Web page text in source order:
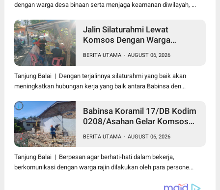
dengan warga desa binaan serta menjaga keamanan diwilayah, ...
Jalin Silaturahmi Lewat
Komsos Dengan Warga
09/TB Kodim 0208/Asahan
BERITA UTAMA - AUGUST 06, 2026
Tanjung Balai | Dengan terjalinnya silaturahmi yang baik akan
meningkatkan hubungan kerja yang baik antara Babinsa den...
Babinsa Koramil 17/DB Kodim
0208/Asahan Gelar Komsos
BERITA UTAMA - AUGUST 06, 2026
Tanjung Balai | Berpesan agar berhati-hati dalam bekerja,
berkomunikasi dengan warga rajin dilakukan oleh para persone...